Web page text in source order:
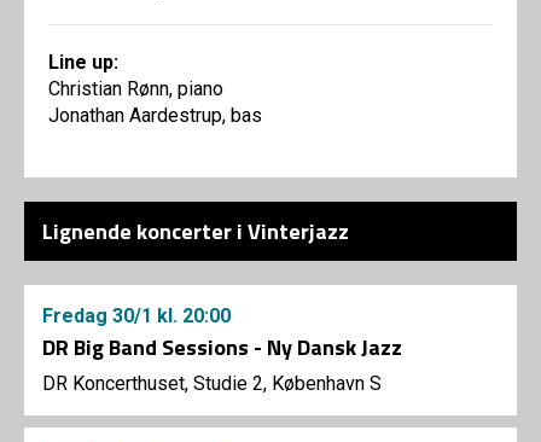
Line up:
Christian Rønn, piano
Jonathan Aardestrup, bas
Lignende koncerter i Vinterjazz
Fredag 30/1 kl. 20:00
DR Big Band Sessions - Ny Dansk Jazz
DR Koncerthuset, Studie 2, København S